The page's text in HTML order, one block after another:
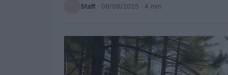
Staff · 08/08/2025 · 4 min